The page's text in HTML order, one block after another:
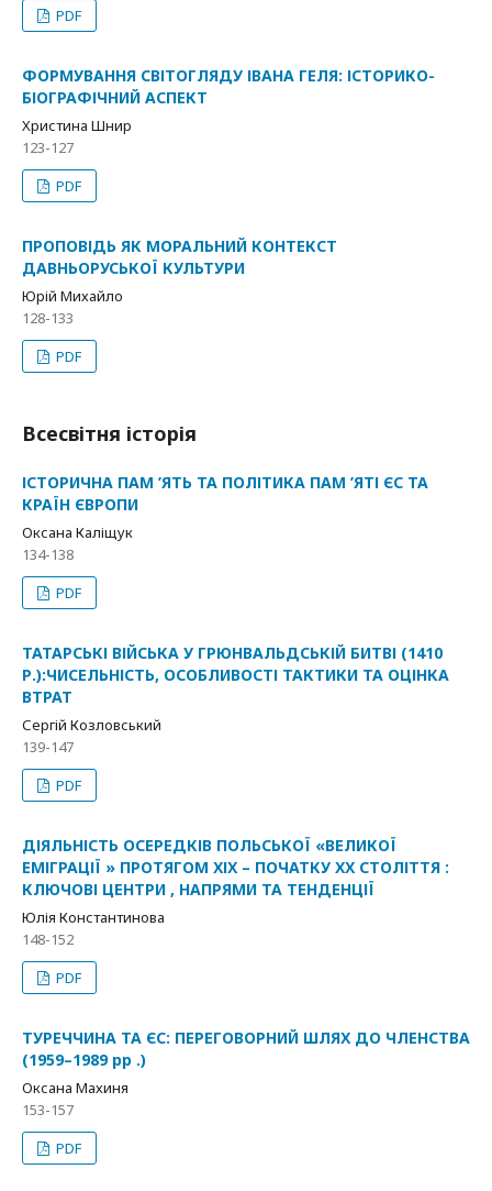
PDF
ФОРМУВАННЯ СВІТОГЛЯДУ ІВАНА ГЕЛЯ: ІСТОРИКО-
БІОГРАФІЧНИЙ АСПЕКТ
Христина Шнир
123-127
PDF
ПРОПОВІДЬ ЯК МОРАЛЬНИЙ КОНТЕКСТ
ДАВНЬОРУСЬКОЇ КУЛЬТУРИ
Юрій Михайло
128-133
PDF
Всесвітня історія
ІСТОРИЧНА ПАМ ’ЯТЬ ТА ПОЛІТИКА ПАМ ’ЯТІ ЄС ТА
КРАЇН ЄВРОПИ
Оксана Каліщук
134-138
PDF
ТАТАРСЬКІ ВІЙСЬКА У ГРЮНВАЛЬДСЬКІЙ БИТВІ (1410
Р.):ЧИСЕЛЬНІСТЬ, ОСОБЛИВОСТІ ТАКТИКИ ТА ОЦІНКА
ВТРАТ
Сергій Козловський
139-147
PDF
ДІЯЛЬНІСТЬ ОСЕРЕДКІВ ПОЛЬСЬКОЇ «ВЕЛИКОЇ
ЕМІГРАЦІЇ » ПРОТЯГОМ ХІХ – ПОЧАТКУ ХХ СТОЛІТТЯ :
КЛЮЧОВІ ЦЕНТРИ , НАПРЯМИ ТА ТЕНДЕНЦІЇ
Юлія Константинова
148-152
PDF
ТУРЕЧЧИНА ТА ЄС: ПЕРЕГОВОРНИЙ ШЛЯХ ДО ЧЛЕНСТВА
(1959–1989 рр .)
Оксана Махиня
153-157
PDF